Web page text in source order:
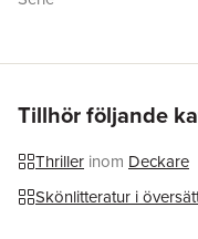
Förlag
ISBN
Miljömärkning
Originaltitel
Översättare
Tillhör följande
Thriller inom Deckare
Skönlitteratur i